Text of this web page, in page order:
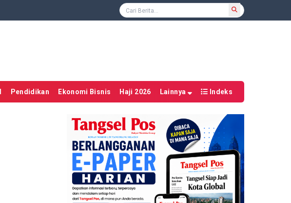
Pendidikan Ekonomi Bisnis Haji 2026 Lainnya Indeks